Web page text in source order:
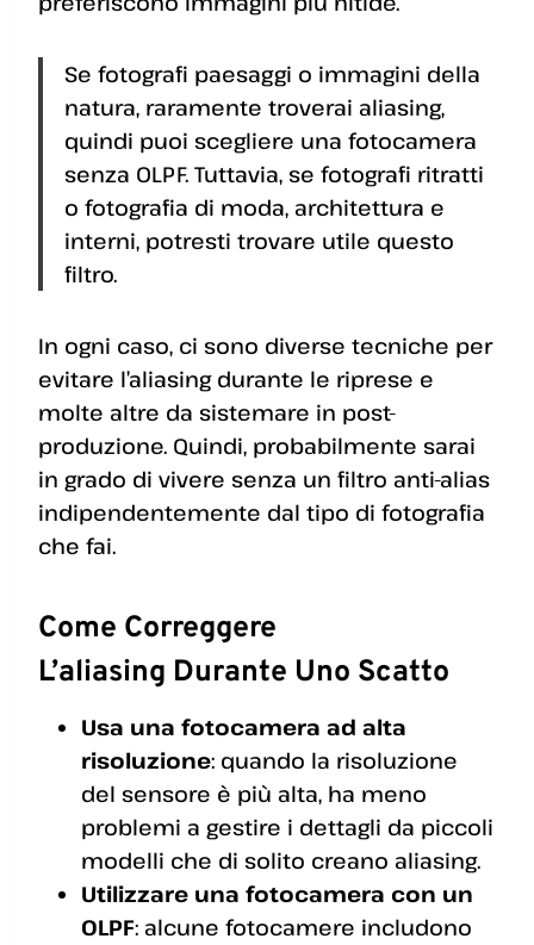
Se fotografi paesaggi o immagini della
natura, raramente troverai aliasing,
quindi puoi scegliere una fotocamera
senza OLPF. Tuttavia, se fotografi ritratti
o fotografia di moda, architettura e
interni, potresti trovare utile questo
filtro.
In ogni caso, ci sono diverse tecniche per
evitare l’aliasing durante le riprese e
molte altre da sistemare in post-
produzione. Quindi, probabilmente sarai
in grado di vivere senza un filtro anti-alias
indipendentemente dal tipo di fotografia
che fai.
COme Correggere
L’aliasing Durante Uno Scatto
Usa una fotocamera ad alta
risoluzione: quando la risoluzione
del sensore è più alta, ha meno
problemi a gestire i dettagli da piccoli
modelli che di solito creano aliasing.
Utilizzare una fotocamera con un
OLPF: alcune fotocamere includono